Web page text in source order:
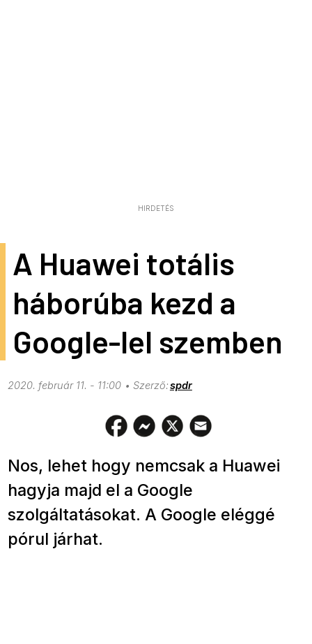
HIRDETÉS
A Huawei totális
háborúba kezd a
Google-lel szemben
2020. február 11. - 11:00 spdr
Nos, lehet hogy nemcsak a Huawei
hagyja majd el a Google
szolgáltatásokat. A Google eléggé
pórul járhat.